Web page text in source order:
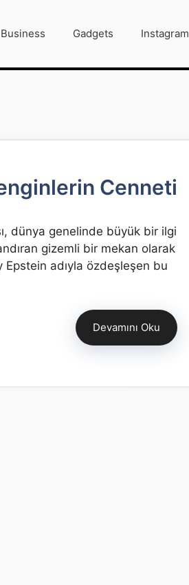
Business Gadgets Instagram
Cenneti
dünya genelinde büyük bir ilgi
gizemli bir mekan olarak
Epstein adıyla özdeşleşen bu
Devamını Oku